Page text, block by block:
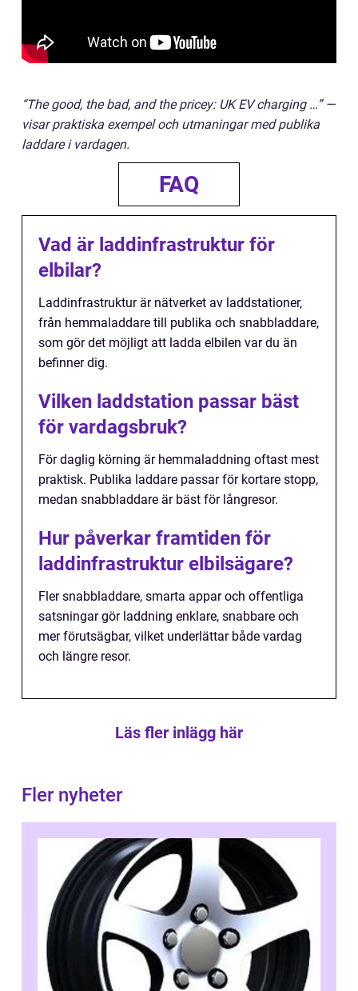
“The good, the bad, and the pricey: UK EV charging …” —
visar praktiska exempel och utmaningar med publika
laddare i vardagen.
FAQ
Vad är laddinfrastruktur för
elbilar?
Laddinfrastruktur är nätverket av laddstationer,
från hemmaladdare till publika och snabbladdare,
som gör det möjligt att ladda elbilen var du än
befinner dig.
Vilken laddstation passar bäst
för vardagsbruk?
För daglig körning är hemmaladdning oftast mest
praktisk. Publika laddare passar för kortare stopp,
medan snabbladdare är bäst för långresor.
Hur påverkar framtiden för
laddinfrastruktur elbilsägare?
Fler snabbladdare, smarta appar och offentliga
satsningar gör laddning enklare, snabbare och
mer förutsägbar, vilket underlättar både vardag
och längre resor.
Läs fler inlägg här
Fler nyheter